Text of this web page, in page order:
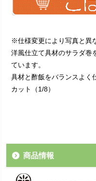
※仕様変更により写真と異
洋風仕立て具材のサラダ巻
ています。
具材と酢飯をバランスよく
カット（1/8）
商品情報